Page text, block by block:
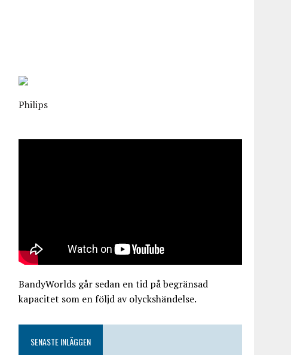
Philips
BandyWorlds går sedan en tid på begränsad
kapacitet som en följd av olyckshändelse.
SENASTE INLÄGGEN